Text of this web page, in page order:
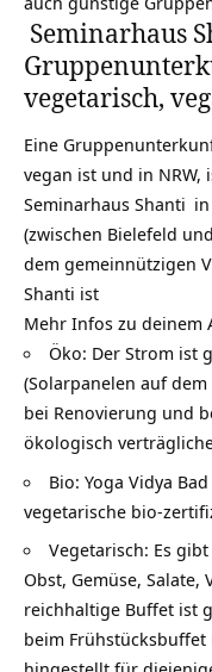
Seminarhaus
vegetarisch,
Eine
vegan ist und in NRW,
Seminarhaus Shanti
(zwischen Bielefeld
dem gemeinnützigen
Shanti ist
Mehr Infos zu deinem
Öko: Der Strom ist
(Solarpanelen auf
bei Renovierung und
ökologisch
Bio: Yoga Vidya
vegetarische bio-
Vegetarisch: Es
Obst, Gemüse,
reichhaltige Buffet ist
beim